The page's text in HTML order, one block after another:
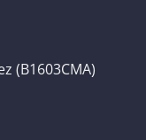
(B1603CMA)